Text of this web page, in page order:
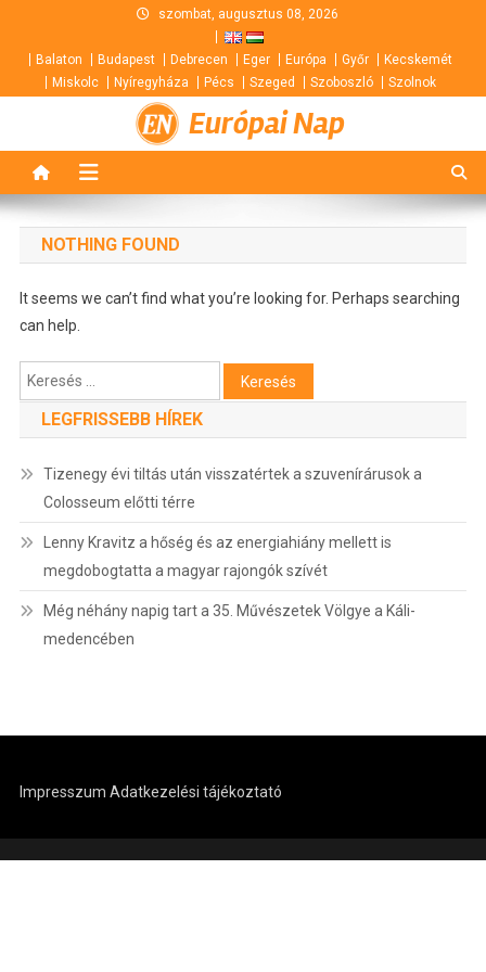
content
szombat, augusztus 08, 2026
Balaton Budapest Debrecen Eger Európa Győr
Kecskemét
Miskolc
Nyíregyháza Pécs Szeged Szoboszló Szolnok
Európai Nap
NOTHING FOUND
It seems we can’t find what you’re looking for. Perhaps searching
can help.
Keresés:
LEGFRISSEBB HÍREK
Tizenegy évi tiltás után visszatértek a szuvenírárusok a
Colosseum előtti térre
Lenny Kravitz a hőség és az energiahiány mellett is
megdobogtatta a magyar rajongók szívét
Még néhány napig tart a 35. Művészetek Völgye a Káli-
medencében
Impresszum Adatkezelési tájékoztató